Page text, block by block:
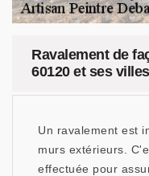
Ravalement de
60120 et ses villes
Un ravalement est
murs extérieurs.
effectuée pour